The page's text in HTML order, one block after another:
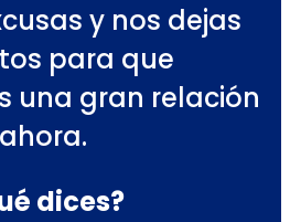
y nos dejas
para que
una gran relación
ahora.
dices?